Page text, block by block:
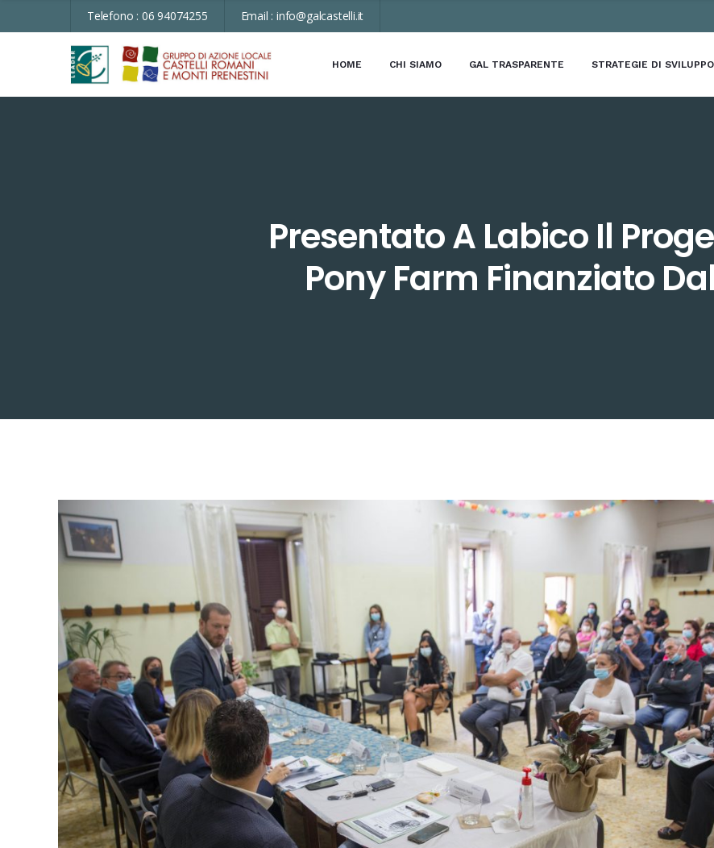
Telefono : 06 94074255 Email :info@galcastelli.it
HOME CHI SIAMO GAL TRASPARENTE STRATEGIE DI SVILUPPO
Presentato A Labico Il
Pony Farm Finanziato